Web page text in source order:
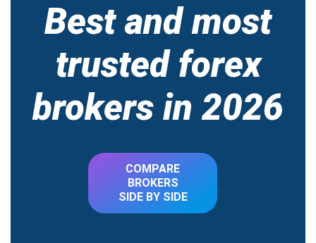
Best and most
trusted forex
brokers in 2026
COMPARE
BROKERS
SIDE BY SIDE